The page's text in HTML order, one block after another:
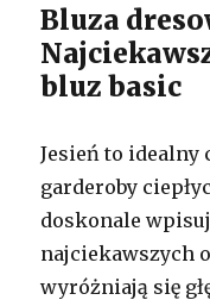
Bluza
bluz basic
Jesień to idealny
garderoby
doskonale
najciekawszych
wyróżniają się